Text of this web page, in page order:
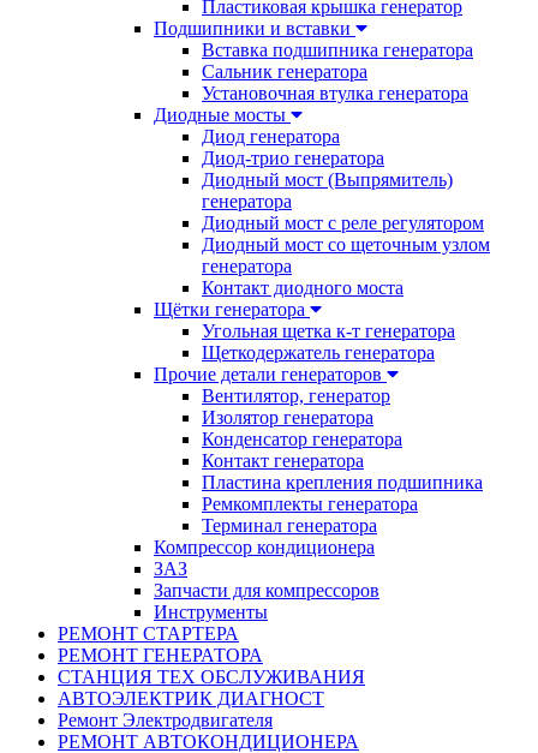
Пластиковая крышка генератор
Подшипники и вставки
Вставка подшипника генератора
Сальник генератора
Установочная втулка генератора
Диодные мосты
Диод генератора
Диод-трио генератора
Диодный мост (Выпрямитель)
генератора
Диодный мост с реле регулятором
Диодный мост со щеточным узлом
генератора
Контакт диодного моста
Щётки генератора
Угольная щетка к-т генератора
Щеткодержатель генератора
Прочие детали генераторов
Вентилятор, генератор
Изолятор генератора
Конденсатор генератора
Контакт генератора
Пластина крепления подшипника
Ремкомплекты генератора
Терминал генератора
Компрессор кондиционера
ЗАЗ
Запчасти для компрессоров
Инструменты
РЕМОНТ СТАРТЕРА
РЕМОНТ ГЕНЕРАТОРА
СТАНЦИЯ ТЕХ ОБСЛУЖИВАНИЯ
АВТОЭЛЕКТРИК ДИАГНОСТ
Ремонт Электродвигателя
РЕМОНТ АВТОКОНДИЦИОНЕРА